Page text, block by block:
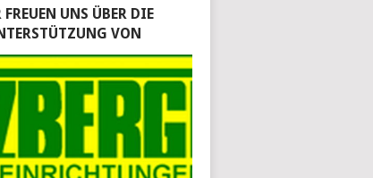
UNS ÜBER DIE
VON